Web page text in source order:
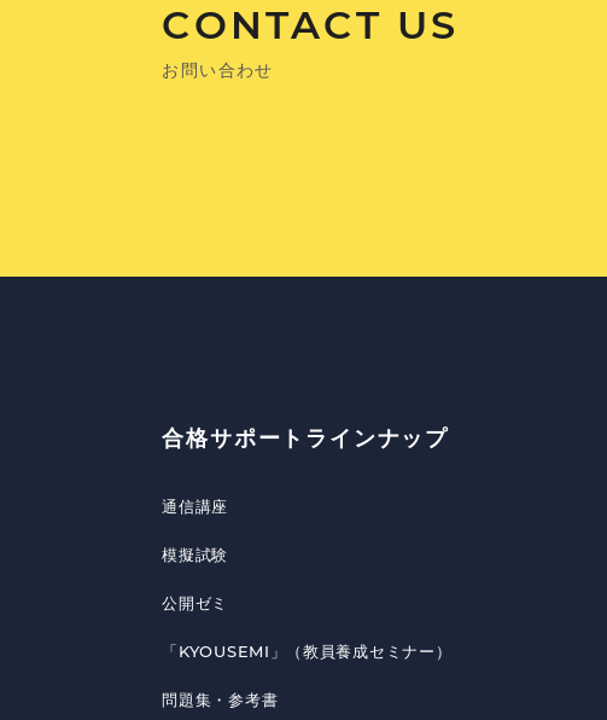
CONTACT US
お問い合わせ
合格サポートラインナップ
通信講座
模擬試験
公開ゼミ
「KYOUSEMI」（教員養成セミナー）
問題集・参考書